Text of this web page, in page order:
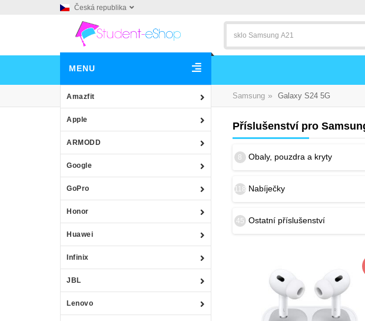
Česká republika
MENU
Amazfit
Apple
ARMODD
Google
GoPro
Honor
Huawei
Infinix
JBL
Lenovo
Samsung » Galaxy S24 5G
Příslušenství pro
8 Obaly, pouzdra a kryty
118 Nabíječky
45 Ostatní příslušenství